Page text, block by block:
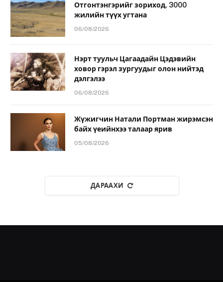
Отгонтэнгэрийг зориход, 3000
жилийн түүх угтана
06/08/2026
Нэрт туульч Цагаадайн Цэдэвийн
ховор гэрэл зургуудыг олон нийтэд
дэлгэлээ
06/08/2026
Жүжигчин Натали Портман жирэмсэн
байх үеийнхээ талаар ярив
05/08/2026
ДАРААХИ